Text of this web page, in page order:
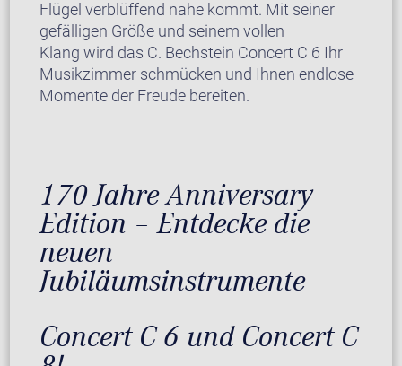
Flügel verblüffend nahe kommt. Mit seiner
gefälligen Größe und seinem vollen
Klang wird das C. Bechstein Concert C 6 Ihr
Musikzimmer schmücken und Ihnen endlose
Momente der Freude bereiten.
170 Jahre Anniversary
Edition – Entdecke die
neuen
Jubiläumsinstrumente
Concert C 6 und Concert C